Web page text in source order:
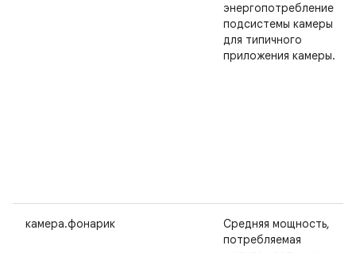
энергопотребление
подсистемы камеры
для типичного
приложения камеры.
камера.фонарик
Средняя мощность,
потребляемая